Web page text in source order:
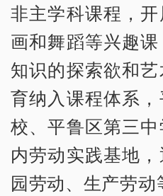
非主学科课程，
画和舞蹈等兴趣
知识的探索欲和
育纳入课程体系
校、平鲁区第三
内劳动实践基地
园劳动、生产劳